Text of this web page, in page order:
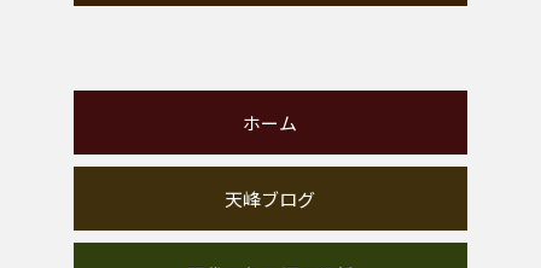
ホーム
天峰ブログ